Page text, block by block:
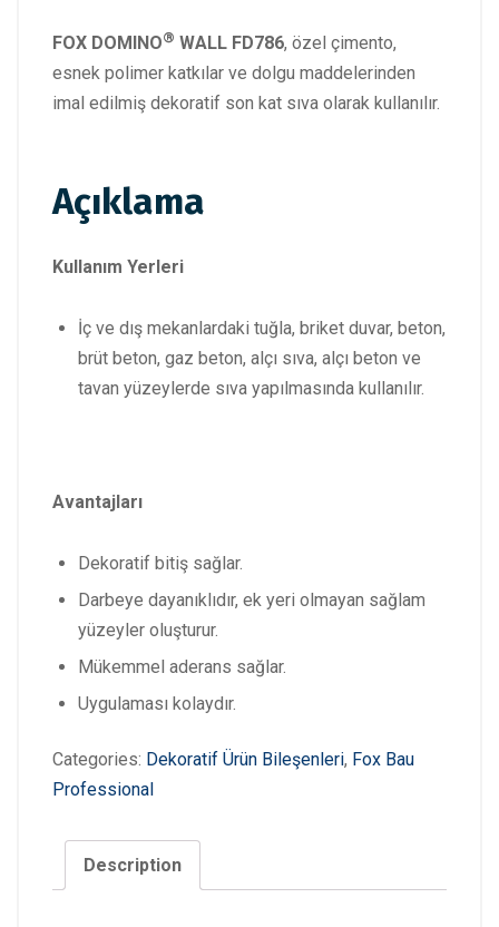
FOX DOMINO® WALL FD786, özel çimento,
esnek polimer katkılar ve dolgu maddelerinden
imal edilmiş dekoratif son kat sıva olarak kullanılır.
Açıklama
Kullanım Yerleri
İç ve dış mekanlardaki tuğla, briket duvar, beton,
brüt beton, gaz beton, alçı sıva, alçı beton ve
tavan yüzeylerde sıva yapılmasında kullanılır.
Avantajları
Dekoratif bitiş sağlar.
Darbeye dayanıklıdır, ek yeri olmayan sağlam
yüzeyler oluşturur.
Mükemmel aderans sağlar.
Uygulaması kolaydır.
Categories: Dekoratif Ürün Bileşenleri, Fox Bau
Professional
Description